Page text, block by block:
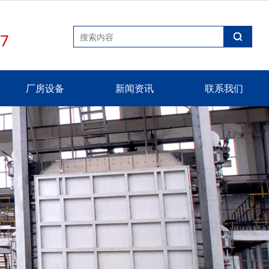
厂房设备 新闻资讯 联系我们